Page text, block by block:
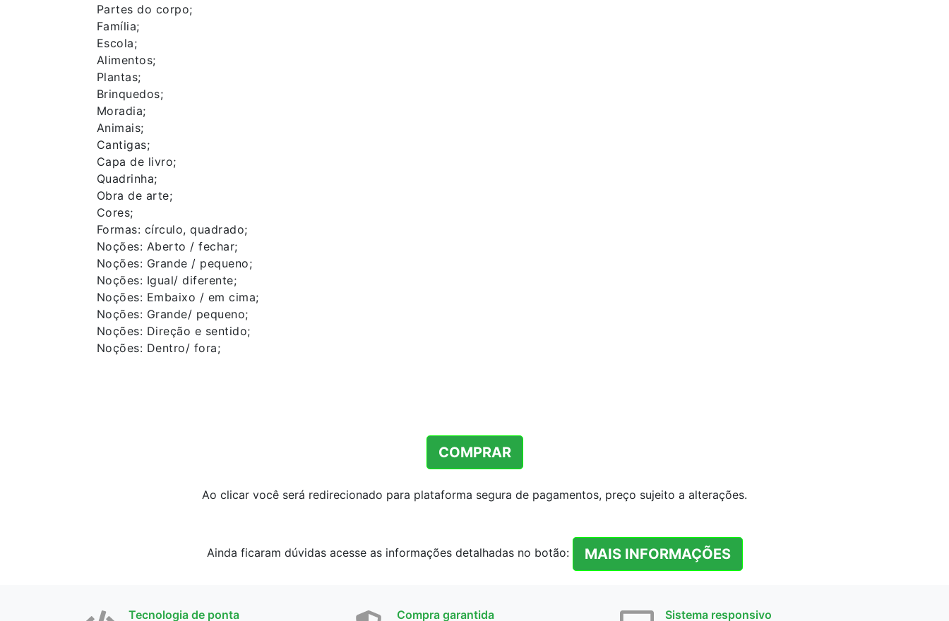
Partes do corpo;
Família;
Escola;
Alimentos;
Plantas;
Brinquedos;
Moradia;
Animais;
Cantigas;
Capa de livro;
Quadrinha;
Obra de arte;
Cores;
Formas: círculo, quadrado;
Noções: Aberto / fechar;
Noções: Grande / pequeno;
Noções: Igual/ diferente;
Noções: Embaixo / em cima;
Noções: Grande/ pequeno;
Noções: Direção e sentido;
Noções: Dentro/ fora;
COMPRAR
Ao clicar você será redirecionado para plataforma segura de pagamentos, preço sujeito a alterações.
Ainda ficaram dúvidas acesse as informações detalhadas no botão: MAIS INFORMAÇÕES
Tecnologia de ponta Compra garantida Sistema responsivo